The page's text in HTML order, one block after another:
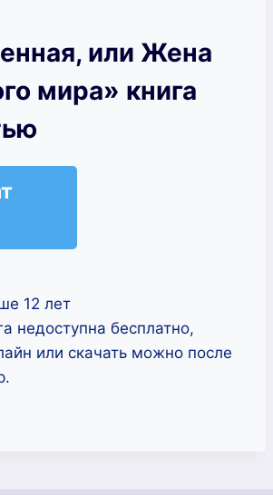
или Жена
мира» книга
12 лет
недоступна бесплатно,
или скачать можно после